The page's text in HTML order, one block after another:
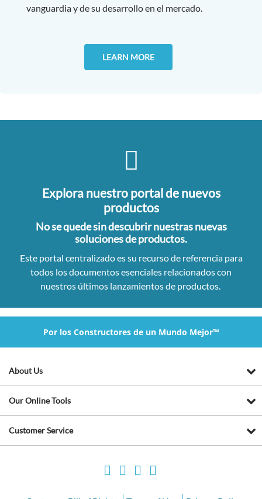
vanguardia y de su desarrollo en el mercado.
LEARN MORE
Explora nuestro portal de nuevos
productos
No se quede sin descubrir nuestras nuevas
soluciones de productos.
Este portal centralizado es su recurso de referencia para
todos los documentos esenciales relacionados con
nuestros últimos lanzamientos de productos.
Por los Constructores de un Mundo Mejor™
About Us
Our Online Tools
Customer Service